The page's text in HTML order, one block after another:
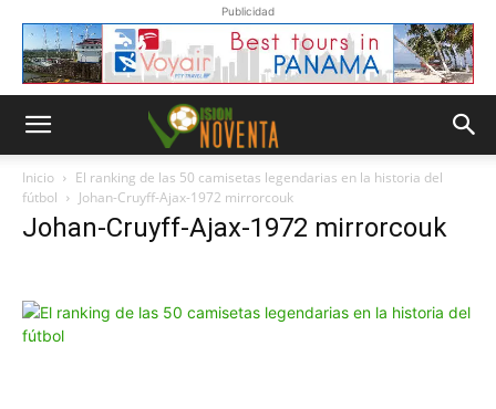
Publicidad
Inicio
El ranking de las 50 camisetas legendarias en la historia del
fútbol
Johan-Cruyff-Ajax-1972 mirrorcouk
Johan-Cruyff-Ajax-1972 mirrorcouk
Whatsapp